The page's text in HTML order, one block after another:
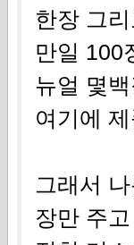
한장 그
만일 100
뉴얼 몇
여기에
그래서
장만 주